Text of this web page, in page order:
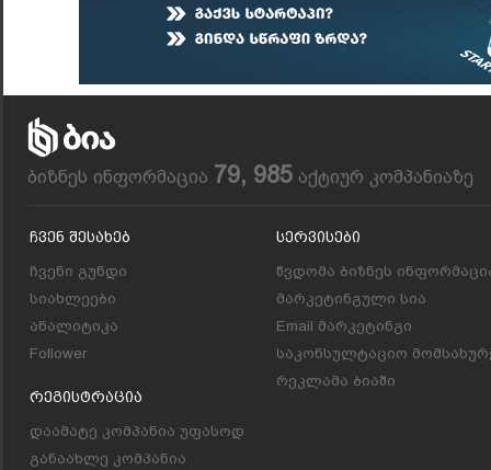
ბიზნეს ინფორმაცია 79, 985 აქტიურ კომპანიაზე
Ჩვენ Შესახებ
ჩვენი გუნდი
სიახლეები
ანალიტიკა
Follower
Რეგისტრაცია
დაამატე კომპანია უფასოდ
განაახლე კომპანია
Სერვისები
წვდომა ბიზნეს
მარკეტინგული სია
Email მარკეტინგი
საკონსულტაციო
რეკლამა ბიაში